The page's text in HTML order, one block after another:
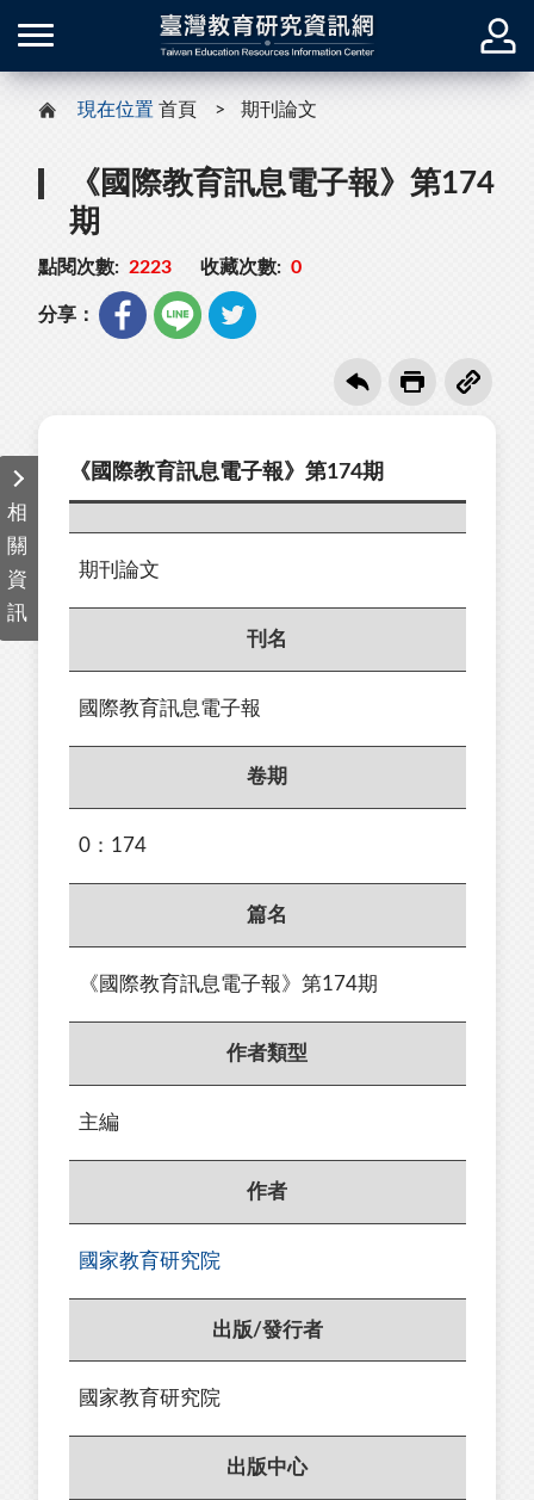
現在位置 首頁 期刊論文
《國際教育訊息電子報》第174
期
點閱次數: 2223 收藏次數: 0
分享：
相
關
資
訊
《國際教育訊息電子報》第174期
期刊論文
刊名
國際教育訊息電子報
卷期
0：174
篇名
《國際教育訊息電子報》第174期
作者類型
主編
作者
國家教育研究院
出版/發行者
國家教育研究院
出版中心